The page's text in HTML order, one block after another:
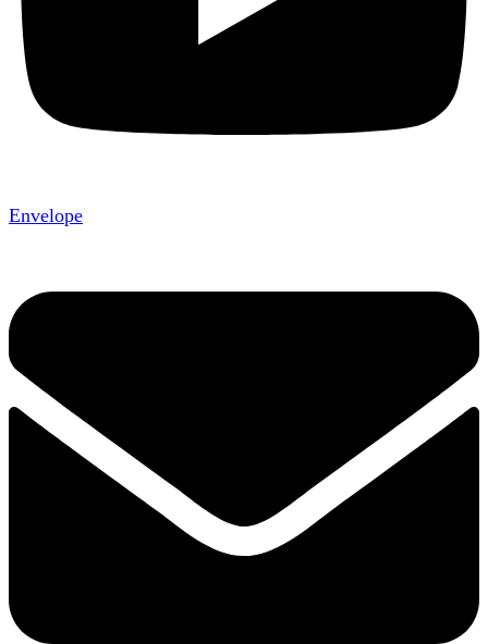
Envelope